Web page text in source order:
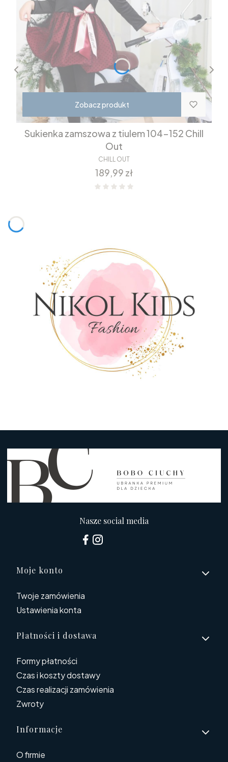
Zobacz produkt
Sukienka zamszowa z tiulem 104-152 Chill
Out
CHILL OUT
Cena
189,99 zł
Nasze social media
Linki w stopce
Moje konto
Twoje zamówienia
Ustawienia konta
Płatności i dostawa
Formy płatności
Czas i koszty dostawy
Czas realizacji zamówienia
Zwroty
Informacje
O firmie